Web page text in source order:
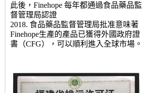
此後，Finehope 每年都通過食品藥品監
督管理局認證
2018. 食品藥品監督管理局批准意味著
Finehope生產的產品已獲得外國政府證
書（CFG），可以順利進入全球市場。